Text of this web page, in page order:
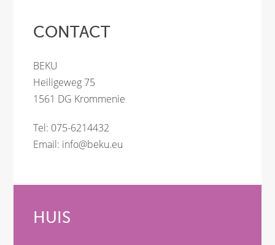
CONTACT
BEKU
Heiligeweg 75
1561 DG Krommenie
Tel: 075-6214432
Email: info@beku.eu
HUIS